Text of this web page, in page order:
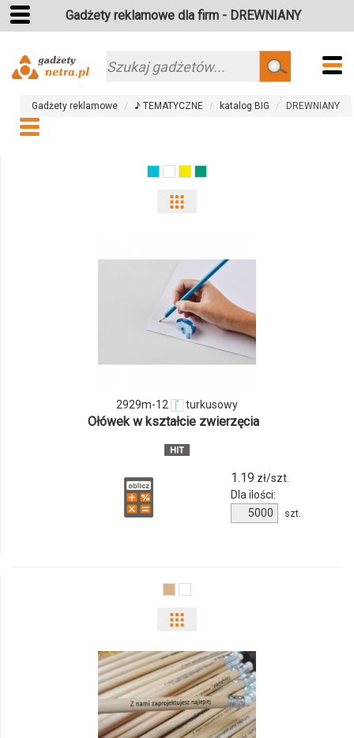
Gadżety reklamowe dla firm - DREWNIANY
Szukaj
Gadżety reklamowe ♪ TEMATYCZNE katalog BIG DREWNIANY
ilości
produktu
2929m-12 turkusowy
Ołówek w kształcie zwierzęcia
1.19 zł/szt.
Dla ilości:
Ilość
produktu
szt.
odmiany
i
ilości